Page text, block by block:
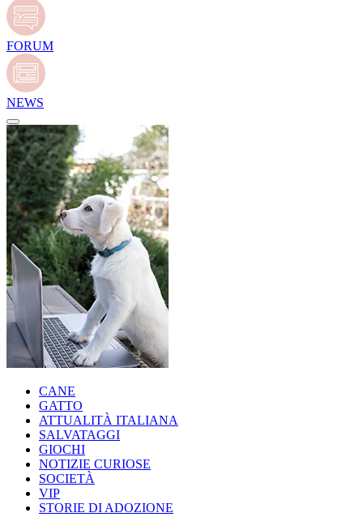
FORUM
NEWS
CANE
GATTO
ATTUALITÀ ITALIANA
SALVATAGGI
GIOCHI
NOTIZIE CURIOSE
SOCIETÀ
VIP
STORIE DI ADOZIONE